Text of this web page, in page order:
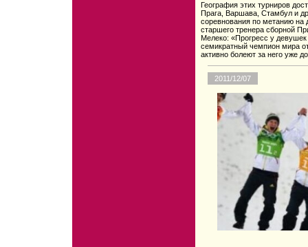
География этих турниров
Прага, Варшава, Стамбул и
соревнования по метанию на
старшего тренера сборной
Мелеко: «Прогресс у
семикратный чемпион мира
активно болеют за него уже
2011/12/07